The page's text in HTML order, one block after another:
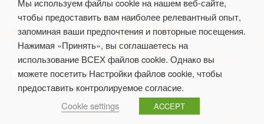
Условия использования
Мы используем файлы cookie на нашем веб-сайте,
чтобы предоставить вам наиболее релевантный опыт,
запоминая ваши предпочтения и повторные посещения.
Нажимая «Принять», вы соглашаетесь на
использование ВСЕХ файлов cookie. Однако вы
можете посетить Настройки файлов cookie, чтобы
предоставить контролируемое согласие.
Cookie settings
ACCEPT